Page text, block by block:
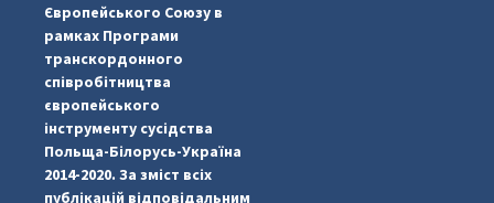
Європейського Союзу в
рамках Програми
транскордонного
співробітництва
європейського
інструменту сусідства
Польща-Білорусь-Україна
2014-2020. За зміст всіх
публікацій відповідальним